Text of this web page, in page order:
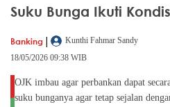
Suku Bunga Ikuti
Banking |
Kunthi Fahmar Sandy
18/05/2026 09:38 WIB
OJK imbau agar perbankan dapat
suku bunganya agar tetap sejalan